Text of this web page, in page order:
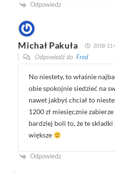
Odpowiedz
Michał Pakuła 2018-
Odpowiedź doFred
No niestety, to właśnie
obie spokojnie siedzieć na
nawet jakbyś chciał to
1200 zł miesięcznie
bardziej boli to, że te
większe
Odpowiedz